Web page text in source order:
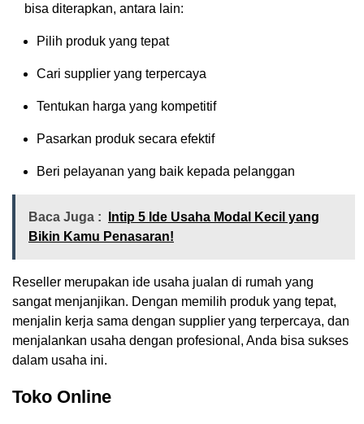
bisa diterapkan, antara lain:
Pilih produk yang tepat
Cari supplier yang terpercaya
Tentukan harga yang kompetitif
Pasarkan produk secara efektif
Beri pelayanan yang baik kepada pelanggan
Baca Juga :
Intip 5 Ide Usaha Modal Kecil yang
Bikin Kamu Penasaran!
Reseller merupakan ide usaha jualan di rumah yang
sangat menjanjikan. Dengan memilih produk yang tepat,
menjalin kerja sama dengan supplier yang terpercaya, dan
menjalankan usaha dengan profesional, Anda bisa sukses
dalam usaha ini.
Toko Online